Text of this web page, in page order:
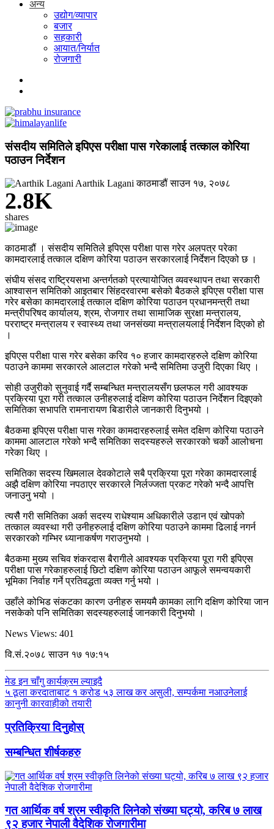
अन्य
उद्योग/व्यापार
बजार
सहकारी
आयात/निर्यात
रोजगारी
संसदीय समितिले इपिएस परीक्षा पास गरेकालाई तत्काल कोरिया
पठाउन निर्देशन
Aarthik Laganiकाठमाडौंसाउन १७, २०७८
2.8K
shares
काठमाडौं । संसदीय समितिले इपिएस परीक्षा पास गरेर अलपत्र परेका
कामदारलाई तत्काल दक्षिण कोरिया पठाउन सरकारलाई निर्देशन दिएको छ ।
संघीय संसद राष्ट्रियसभा अन्तर्गतको प्रत्यायोजित व्यवस्थापन तथा सरकारी
आश्वासन समितिको आइतबार सिंहदरवारमा बसेको बैठकले इपिएस परीक्षा पास
गरेर बसेका कामदारलाई तत्काल दक्षिण कोरिया पठाउन प्रधानमन्त्री तथा
मन्त्रीपरिषद कार्यालय, श्रम, रोजगार तथा सामाजिक सुरक्षा मन्त्रालय,
परराष्ट्र मन्त्रालय र स्वास्थ्य तथा जनसंख्या मन्त्रालयलाई निर्देशन दिएको हो
।
इपिएस परीक्षा पास गरेर बसेका करिव १० हजार कामदारहरुले दक्षिण कोरिया
पठाउने काममा सरकारले आलटाल गरेको भन्दै समितिमा उजुरी दिएका थिए ।
सोही उजुरीको सुनुवाई गर्दै सम्बन्धित मन्त्रालयसँग छलफल गरी आवश्यक
प्रक्रिया पूरा गरी तत्काल उनीहरुलाई दक्षिण कोरिया पठाउन निर्देशन दिइएको
समितिका सभापति रामनारायण बिडारीले जानकारी दिनुभयो ।
बैठकमा इपिएस परीक्षा पास गरेका कामदारहरुलाई समेत दक्षिण कोरिया पठाउने
काममा आलटाल गरेको भन्दै समितिका सदस्यहरुले सरकारको चर्को आलोचना
गरेका थिए ।
समितिका सदस्य खिमलाल देवकोटाले सबै प्रक्रिया पूरा गरेका कामदारलाई
अझै दक्षिण कोरिया नपठाएर सरकारले निर्लज्जता प्रकट गरेको भन्दै आपत्ति
जनाउनु भयो ।
त्यसैै गरी समितिका अर्का सदस्य राधेश्याम अधिकारीले उडान एवं खोपको
तत्काल व्यवस्था गरी उनीहरुलाई दक्षिण कोरिया पठाउने काममा ढिलाई नगर्न
सरकारको गम्भिर ध्यानाकर्षण गराउनुभयो ।
बैठकमा मुख्य सचिव शंकरदास बैरागीले आवश्यक प्रक्रिया पूरा गरी इपिएस
परीक्षा पास गरेकाहरुलाई छिटो दक्षिण कोरिया पठाउन आफूले समन्वयकारी
भूमिका निर्वाह गर्ने प्रतिवद्धता व्यक्त गर्नु भयो ।
उहाँले कोभिड संकटका कारण उनीहरु समयमै कामका लागि दक्षिण कोरिया जान
नसकेको पनि समितिका सदस्यहरुलाई जानकारी दिनुभयो ।
News Views: 401
वि.सं.२०७८ साउन १७ १७:१५
मेड इन चाँगु कार्यक्रम ल्याइदै
५ ठूला करदाताबाट १ करोड ५३ लाख कर असुली, सम्पर्कमा नआउनेलाई
कानुनी कारवाहीको तयारी
प्रतिक्रिया दिनुहोस्
सम्बन्धित शीर्षकहरु
गत आर्थिक वर्ष श्रम स्वीकृति लिनेको संख्या घट्यो, करिब ७ लाख
९२ हजार नेपाली वैदेशिक रोजगारीमा